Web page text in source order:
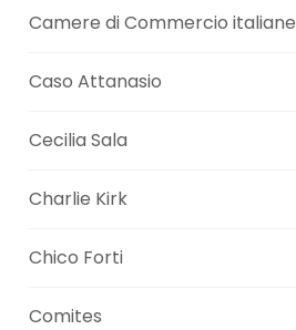
Camere di Commercio italiane
Caso Attanasio
Cecilia Sala
Charlie Kirk
Chico Forti
Comites